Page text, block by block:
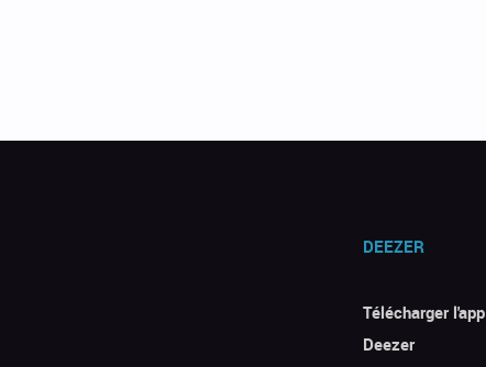
DEEZER
Télécharger l'app
Deezer